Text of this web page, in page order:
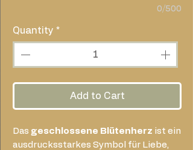
0/500
Quantity *
Add to Cart
Das geschlossene Blütenherz ist ein
ausdrucksstarkes Symbol für Liebe,